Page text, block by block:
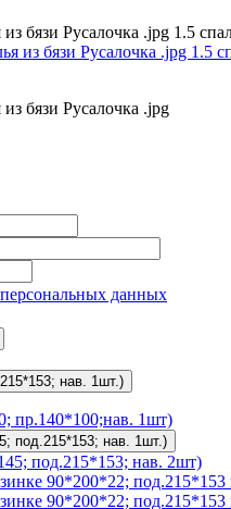
из бязи Русалочка .jpg 1.5
бязи Русалочка .jpg
данных
нав. 1шт.)
пр.140*100;нав. 1шт)
под.215*153; нав. 1шт.)
под.215*153; нав. 2шт)
90*200*22; под.215*153
90*200*22; под.215*153